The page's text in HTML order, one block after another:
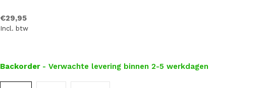
€29,95
Incl. btw
Backorder - Verwachte levering binnen 2-5 werkdagen